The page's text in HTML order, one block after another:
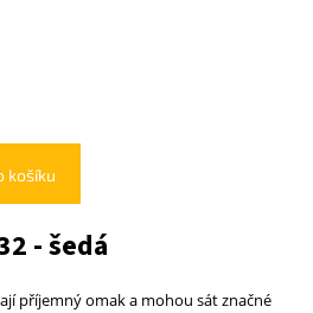
košíku
- šedá
příjemný omak a mohou sát značné